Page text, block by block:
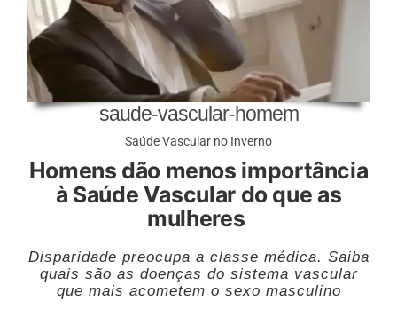
saude-vascular-homem
Saúde Vascular no Inverno
Homens dão menos importância
à Saúde Vascular do que as
mulheres
Disparidade preocupa a classe médica. Saiba
quais são as doenças do sistema vascular
que mais acometem o sexo masculino